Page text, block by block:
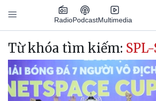
Nhảy đến nội dung
RadioPodcastMultimedia
Main navigation
Từ khóa tìm kiếm: